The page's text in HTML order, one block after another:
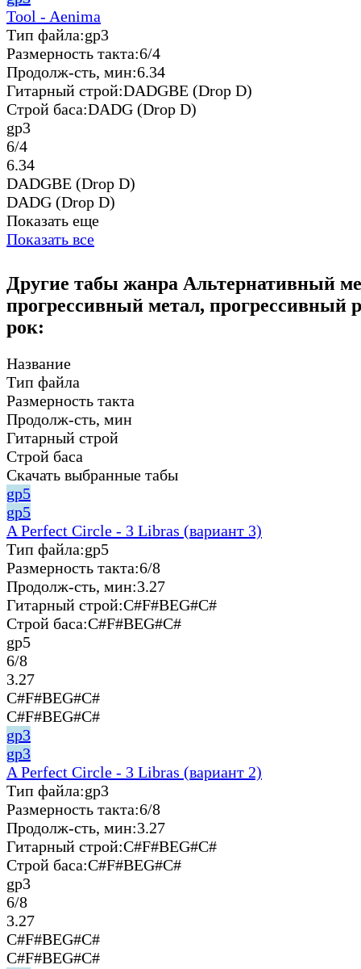
Tool - Aenima
Тип файла:gp3
Размерность такта:6/4
Продолж-сть, мин:6.34
Гитарный строй:DADGBE (Drop D)
Строй баса:DADG (Drop D)
gp3
6/4
6.34
DADGBE (Drop D)
DADG (Drop D)
Показать еще
Показать все
Другие табы жанра Альтернативный
прогрессивный метал, прогрессивный
рок:
Название
Тип файла
Размерность такта
Продолж-сть, мин
Гитарный строй
Строй баса
Скачать выбранные табы
gp5
gp5
A Perfect Circle - 3 Libras (вариант 3)
Тип файла:gp5
Размерность такта:6/8
Продолж-сть, мин:3.27
Гитарный строй:C#F#BEG#C#
Строй баса:C#F#BEG#C#
gp5
6/8
3.27
C#F#BEG#C#
C#F#BEG#C#
gp3
gp3
A Perfect Circle - 3 Libras (вариант 2)
Тип файла:gp3
Размерность такта:6/8
Продолж-сть, мин:3.27
Гитарный строй:C#F#BEG#C#
Строй баса:C#F#BEG#C#
gp3
6/8
3.27
C#F#BEG#C#
C#F#BEG#C#